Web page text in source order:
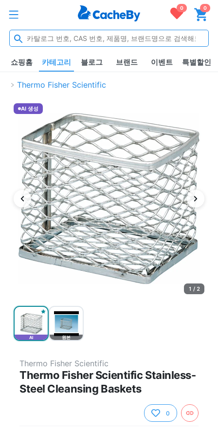
0 0
쇼핑홈 카테고리 블로그 브랜드 이벤트 특별할인
Thermo Fisher Scientific
AI 원본
AI 생성
1 / 2
Thermo Fisher Scientific
Thermo Fisher Scientific Stainless-
Steel Cleansing Baskets
0